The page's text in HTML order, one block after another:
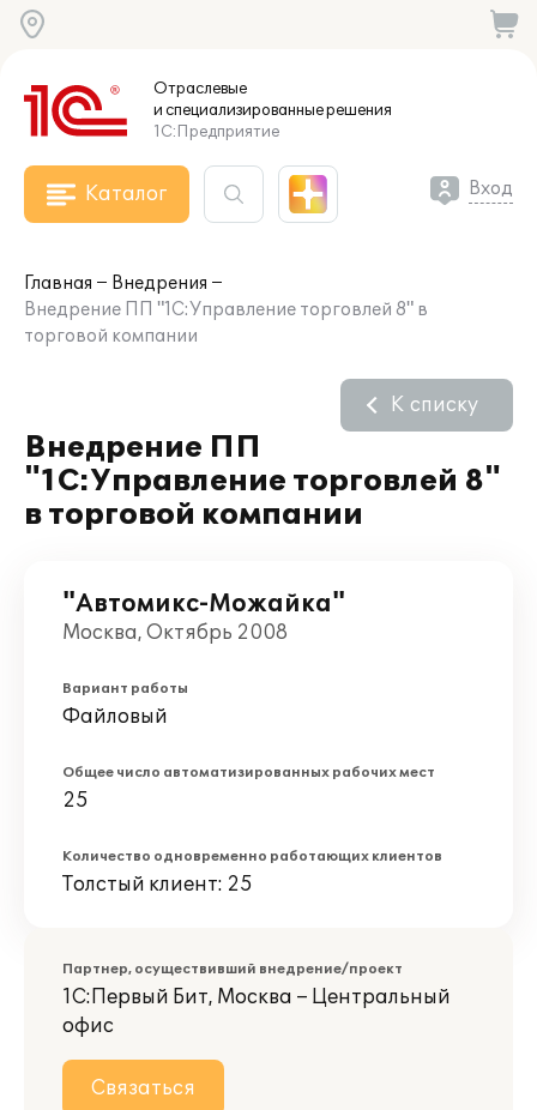
Отраслевые
и специализированныерешения
1С:Предприятие
Каталог Вход
Главная
Внедрения
Внедрение ПП "1С:Управление торговлей 8" в
торговой компании
Внедрение ПП
"1С:Управление торговлей 8"
в торговой компании
К списку
"Автомикс-Можайка"
Москва, Октябрь 2008
Вариант работы
Файловый
Общее число автоматизированных рабочих мест
25
Количество одновременно работающих клиентов
Толстый клиент: 25
Партнер, осуществивший внедрение/проект
1С:Первый Бит, Москва – Центральный
офис
Связаться